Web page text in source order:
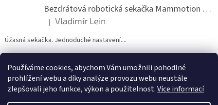
Používáme cookies, abychom Vám umožnili pohodlné
prohlížení webu a díky analýze provozu webu neustále
zlepšovali jeho funkce, výkon a použitelnost.Více informací
Bezdrátová robotická sekačka Mammotion LUBA mini 2 1500
Hodnocení produktu je 5 z 5 hvězdiček.
| Vladimír Lein
Úžasná sekačka. Jednoduché nastavení....
ZDE NÁM MŮŽETE VLOŽIT HODNOCENÍ